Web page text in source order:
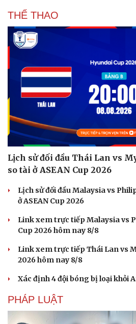
THỂ THAO
Lịch sử đối đầu Thái Lan vs
so tài ở ASEAN Cup 2026
Lịch sử đối đầu Malaysia vs
ở ASEAN Cup 2026
Link xem trực tiếp Malaysia vs
Cup 2026 hôm nay 8/8
Link xem trực tiếp Thái Lan vs
2026 hôm nay 8/8
Xác định 4 đội bóng bị loại khỏi
PHÁP LUẬT